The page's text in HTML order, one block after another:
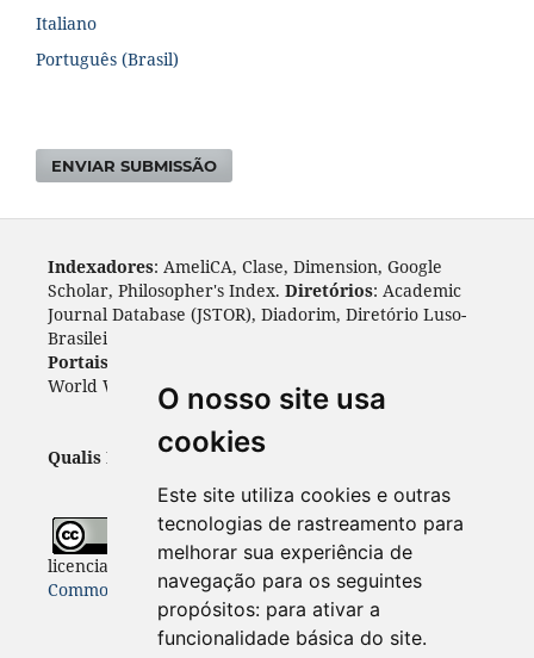
O nosso site usa
cookies
Este site utiliza cookies e outras
tecnologias de rastreamento para
melhorar sua experiência de
navegação para os seguintes
propósitos: para ativar a
funcionalidade básica do site.
Italiano
Português (Brasil)
ENVIAR SUBMISSÃO
Indexadores: AmeliCA, Clase, Dimension, Google
Scholar, Philosopher's Index. Diretórios: Academic
Journal Database (JSTOR), Diadorim, Diretório Luso-
Brasileiro, DOAJ, Journal 4 free, ROAD, Socol@ar.
Portais
World Wide Science.
: Cite Factor, OAJI.
Qualis Periódicos - Capes: A1
Todo o conteúdo desta revista está
licenciado sob aLicençaInternacional Creative
Commons 4.0 (CC BY 4.0)